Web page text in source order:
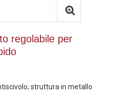
regolabile per
struttura in metallo